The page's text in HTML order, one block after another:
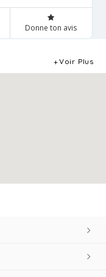
Donne ton avis
Voir Plus